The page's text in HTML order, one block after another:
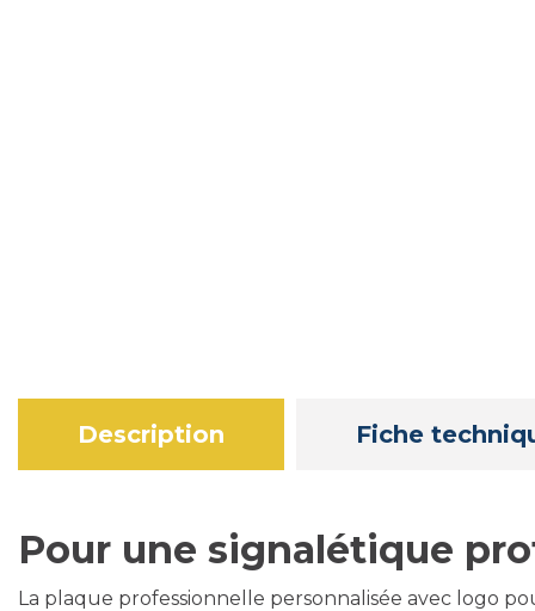
Description Fiche
Pour une signalétique
La plaque professionnelle personnalisée avec logo